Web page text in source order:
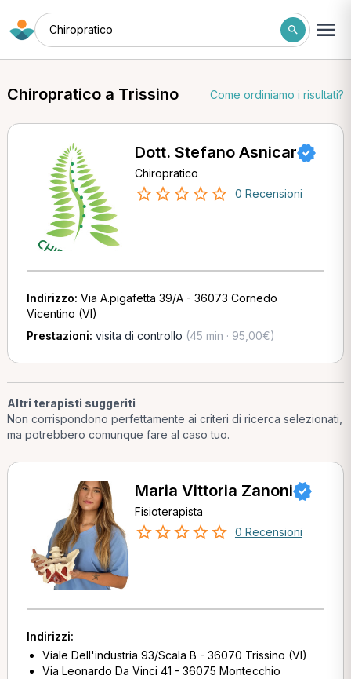
Chiropratico
Chiropratico a Trissino Come ordiniamo i risultati?
Dott. Stefano Asnicar
Chiropratico
0 Recensioni
Indirizzo: Via A.pigafetta 39/A - 36073 Cornedo
Vicentino (VI)
Prestazioni: visita di controllo (45 min · 95,00€)
Altri terapisti suggeriti
Non corrispondono perfettamente ai criteri di ricerca selezionati,
ma potrebbero comunque fare al caso tuo.
Maria Vittoria Zanoni
Fisioterapista
0 Recensioni
Indirizzi:
Viale Dell'industria 93/Scala B - 36070 Trissino (VI)
Via Leonardo Da Vinci 41 - 36075 Montecchio